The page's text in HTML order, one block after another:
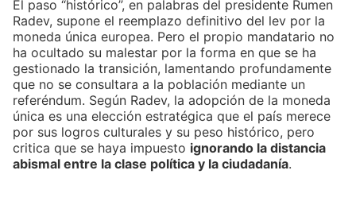
El paso “histórico”, en palabras del presidente Rumen
Radev, supone el reemplazo definitivo del lev por la
moneda única europea. Pero el propio mandatario no
ha ocultado su malestar por la forma en que se ha
gestionado la transición, lamentando profundamente
que no se consultara a la población mediante un
referéndum. Según Radev, la adopción de la moneda
única es una elección estratégica que el país merece
por sus logros culturales y su peso histórico, pero
critica que se haya impuesto ignorando la distancia
abismal entre la clase política y la ciudadanía.